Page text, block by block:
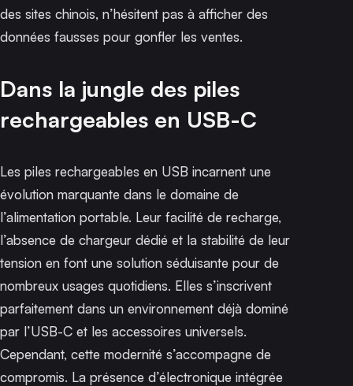
des sites chinois, n’hésitent pas à afficher des
données fausses pour gonfler les ventes.
Dans la jungle des piles
rechargeables en USB-C
Les piles rechargeables en USB incarnent une
évolution marquante dans le domaine de
l’alimentation portable. Leur facilité de recharge,
l’absence de chargeur dédié et la stabilité de leur
tension en font une solution séduisante pour de
nombreux usages quotidiens. Elles s’inscrivent
parfaitement dans un environnement déjà dominé
par l’USB-C et les accessoires universels.
Cependant, cette modernité s’accompagne de
compromis. La présence d’électronique intégrée